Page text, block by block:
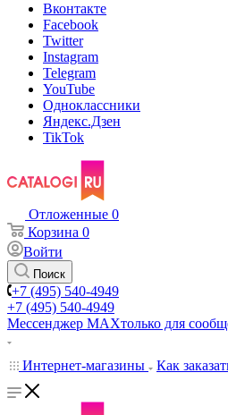
Вконтакте
Facebook
Twitter
Instagram
Telegram
YouTube
Одноклассники
Яндекс.Дзен
TikTok
Отложенные 0
Корзина 0
Войти
Поиск
+7 (495) 540-4949
+7 (495) 540-4949
Мессенджер МАХтолько для
Интернет-магазины Как